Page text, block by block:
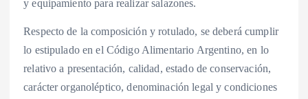
y equipamiento para realizar salazones.
Respecto de la composición y rotulado, se deberá cumplir
lo estipulado en el Código Alimentario Argentino, en lo
relativo a presentación, calidad, estado de conservación,
carácter organoléptico, denominación legal y condiciones